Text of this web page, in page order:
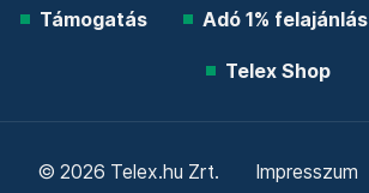
Támogatás Adó 1% felajánlás
Telex Shop
© 2026 Telex.hu Zrt. Impresszum